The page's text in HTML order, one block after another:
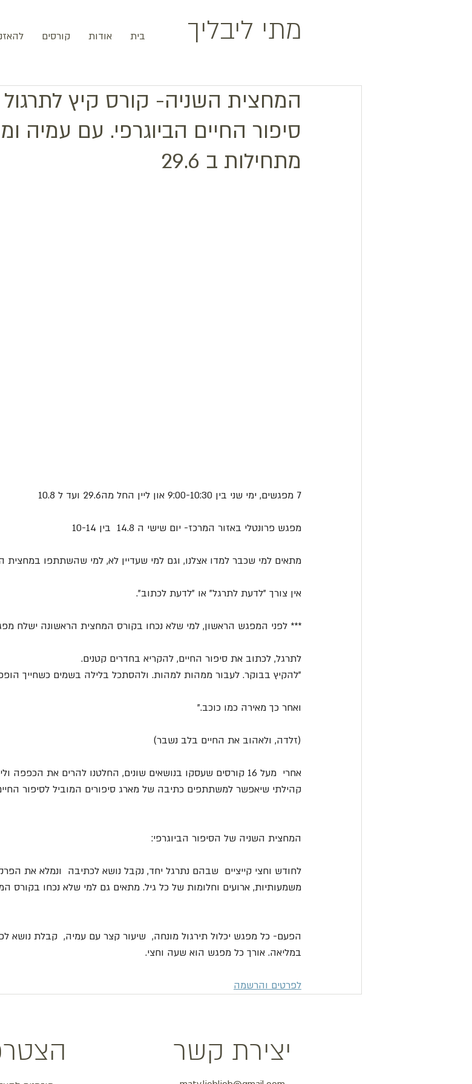
בית אודות קורסים מתי ליבליך
המחצית השניה- קורס קיץ
סיפור החיים הביוגרפי. עם עמיה
מתחילות ב 29.6
7 מפגשים, ימי שני בין 9:00-10:30 און ליין החל מה29.6 ועד ל 10.8
מפגש פרונטלי באזור המרכז- יום שישי ה 14.8  בין 10-14
מתאים למי שכבר למדו אצלנו, וגם למי שעדיין לא, למי שהשתתפו במחצית
אין צורך "לדעת לתרגל" או "לדעת לכתוב".
*** לפני המפגש הראשון, למי שלא נכחו בקורס המחצית הראשונה ישלח
לתרגל, לכתוב את סיפור החיים, להקריא בחדרים קטנים.
"להקיץ בבוקר. לעבור ממהות למהות. ולהסתכל בלילה בשמים כשחייך
ואחר כך מאירה כמו כוכב."
(זלדה, ולאהוב את החיים בלב נשבר)
אחרי  מעל 16 קורסים שעסקו בנושאים שונים, החלטנו להרים את
קהילתי שיאפשר למשתתפים כתיבה של מארג סיפורים המוביל לסיפור
המחצית השניה של הסיפור הביוגרפי:
לחודש וחצי קייציים  שבהם נתרגל יחד, נקבל נושא לכתיבה  ונמלא את
משמעותיות, ארועים וחלומות של כל גיל. מתאים גם למי שלא נכחו בקורס
הפעם- כל מפגש יכלול תירגול מונחה,  שיעור קצר עם עמיה,  קבלת נושא
במליאה. אורך כל מפגש הוא שעה וחצי.
לפרטים והרשמה
יצירת קשר